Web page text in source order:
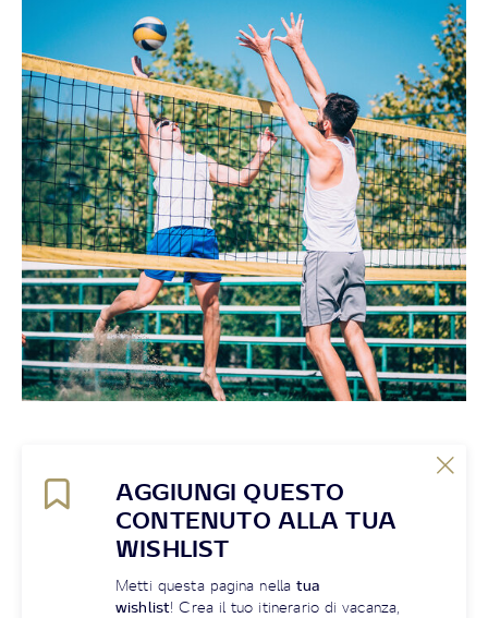
AGGIUNGI QUESTO
CONTENUTO ALLA TUA
WISHLIST
Metti questa pagina nellatua
wishlist! Crea il tuo itinerario di vacanza,